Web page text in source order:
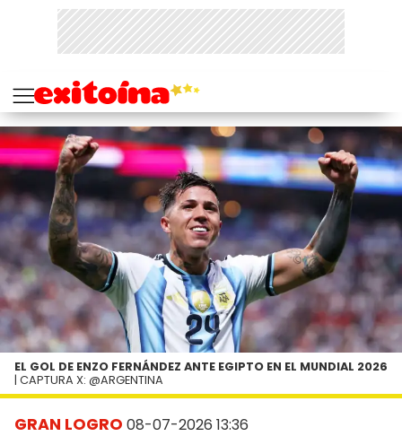
GRAN LOGRO 08-07-2026 13:36
EL GOL DE ENZO FERNÁNDEZ ANTE EGIPTO EN EL MUNDIAL 2026
| CAPTURA X: @ARGENTINA